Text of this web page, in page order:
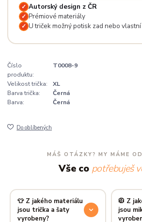
✓ Autorský design z ČR
✓ Prémiové materiály
✓ U triček možný potisk zad nebo
Číslo
produktu:
T0008-9
Velikost trička:
XL
Barva trička:
Černá
Barva:
Černá
Do oblíbených
MÁŠ OTÁZKY? MY MÁME
Vše co potřebuješ
👕 Z jakého materiálu
jsou trička a šaty
vyrobeny?
🧥 Z
jsou